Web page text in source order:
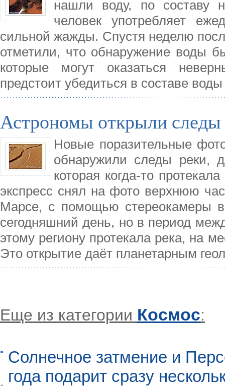
нашли воду, по составу
человек употребляет
сильной жажды. Спустя неделю
отметили, что обнаружение воды
которые могут оказаться
предстоит убедиться в составе
Астрономы открыли
Новые поразительные фото
обнаружили следы
которая когда-то
экспресс снял на фото верхнюю
Марсе, с помощью стереокамеры
сегодняшний день, но в период
этому региону протекала река, на
Это открытие даёт планетарным
Еще из категории Космос:
Солнечное затмение и
года подарит сразу